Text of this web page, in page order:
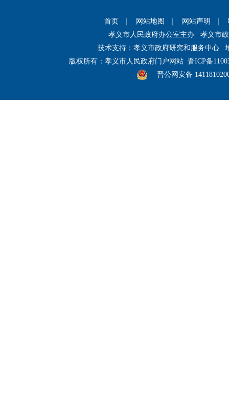
首页 网站地图 网站声明
孝义市人民政府办公室主办 孝义市
技术支持：孝义市政府研究和服务中心
版权所有：孝义市人民政府门户网站 晋ICP备
晋公网安备